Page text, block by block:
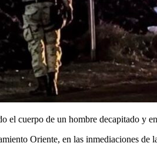
cuerpo de un hombre decapitado y
Oriente, en las inmediaciones de